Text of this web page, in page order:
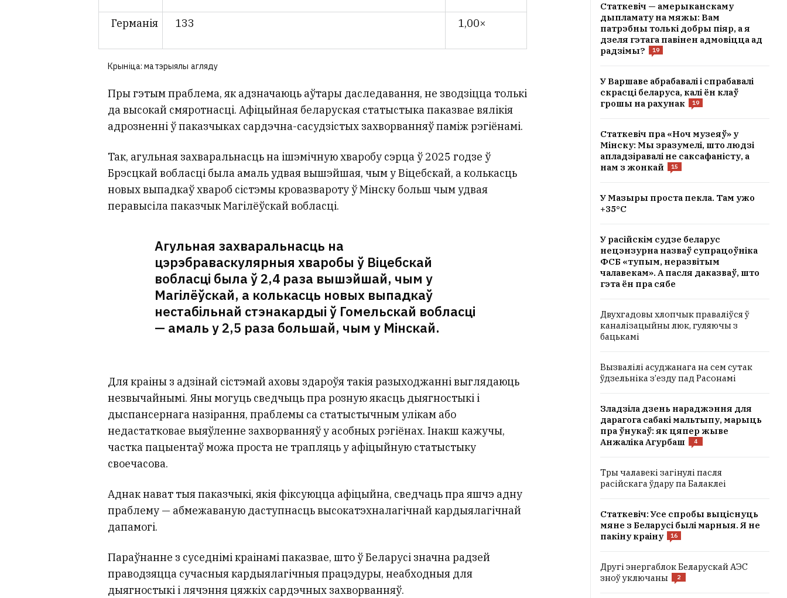
Германія 133 1,00×
Крыніца: матэрыялы агляду
Пры гэтым праблема, як адзначаюць аўтары даследавання, не зводзіцца толькі
да высокай смяротнасці. Афіцыйная беларуская статыстыка паказвае вялікія
адрозненні ў паказчыках сардэчна-сасудзістых захворванняў паміж рэгіёнамі.
Так, агульная захваральнасць на ішэмічную хваробу сэрца ў 2025 годзе ў
Брэсцкай вобласці была амаль удвая вышэйшая, чым у Віцебскай, а колькасць
новых выпадкаў хвароб сістэмы кровазвароту ў Мінску больш чым удвая
перавысіла паказчык Магілёўскай вобласці.
Агульная захваральнасць на
цэрэбраваскулярныя хваробы ў Віцебскай
вобласці была ў 2,4 раза вышэйшай, чым у
Магілёўскай, а колькасць новых выпадкаў
нестабільнай стэнакардыі ў Гомельскай вобласці
— амаль у 2,5 раза большай, чым у Мінскай.
Для краіны з адзінай сістэмай аховы здароўя такія разыходжанні выглядаюць
незвычайнымі. Яны могуць сведчыць пра розную якасць дыягностыкі і
дыспансернага назірання, праблемы са статыстычным улікам або
недастатковае выяўленне захворванняў у асобных рэгіёнах. Інакш кажучы,
частка пацыентаў можа проста не трапляць у афіцыйную статыстыку
своечасова.
Аднак нават тыя паказчыкі, якія фіксуюцца афіцыйна, сведчаць пра яшчэ адну
праблему — абмежаваную даступнасць высокатэхналагічнай кардыялагічнай
дапамогі.
Параўнанне з суседнімі краінамі паказвае, што ў Беларусі значна радзей
праводзяцца сучасныя кардыялагічныя працэдуры, неабходныя для
дыягностыкі і лячэння цяжкіх сардэчных захворванняў.
Статкевіч — амерыканскаму
дыпламату на мяжы: Вам
патрэбны толькі добры піяр, а я
дзеля гэтага павінен адмовіцца ад
радзімы?
19
У Варшаве абрабавалі і спрабавалі
скрасці беларуса, калі ён клаў
грошы на рахунак
19
Статкевіч пра «Ноч музеяў» у
Мінску: Мы зразумелі, што людзі
апладзіравалі не саксафаністу, а
нам з жонкай
15
У Мазыры проста пекла. Там ужо
+35°C
У расійскім судзе беларус
нецэнзурна назваў супрацоўніка
ФСБ «тупым, неразвітым
чалавекам». А пасля даказваў, што
гэта ён пра сябе
Двухгадовы хлопчык праваліўся ў
каналізацыйны люк, гуляючы з
бацькамі
Вызвалілі асуджанага на сем сутак
ўдзельніка з’езду пад Расонамі
Зладзіла дзень нараджэння для
дарагога сабакі мальтыпу, марыць
пра ўнукаў: як цяпер жыве
Анжаліка Агурбаш
4
Тры чалавекі загінулі пасля
расійскага ўдару па Балаклеі
Статкевіч: Усе спробы выціснуць
мяне з Беларусі былі марныя. Я не
пакіну краіну
16
Другі энергаблок Беларускай АЭС
зноў уключаны
2